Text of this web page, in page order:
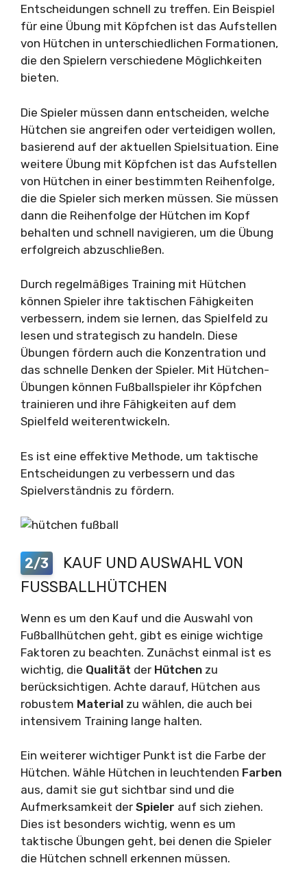
Entscheidungen schnell zu treffen. Ein Beispiel
für eine Übung mit Köpfchen ist das Aufstellen
von Hütchen in unterschiedlichen Formationen,
die den Spielern verschiedene Möglichkeiten
bieten.
Die Spieler müssen dann entscheiden, welche
Hütchen sie angreifen oder verteidigen wollen,
basierend auf der aktuellen Spielsituation. Eine
weitere Übung mit Köpfchen ist das Aufstellen
von Hütchen in einer bestimmten Reihenfolge,
die die Spieler sich merken müssen. Sie müssen
dann die Reihenfolge der Hütchen im Kopf
behalten und schnell navigieren, um die Übung
erfolgreich abzuschließen.
Durch regelmäßiges Training mit Hütchen
können Spieler ihre taktischen Fähigkeiten
verbessern, indem sie lernen, das Spielfeld zu
lesen und strategisch zu handeln. Diese
Übungen fördern auch die Konzentration und
das schnelle Denken der Spieler. Mit Hütchen-
Übungen können Fußballspieler ihr Köpfchen
trainieren und ihre Fähigkeiten auf dem
Spielfeld weiterentwickeln.
Es ist eine effektive Methode, um taktische
Entscheidungen zu verbessern und das
Spielverständnis zu fördern.
2/3
KAUF UND AUSWAHL VON
FUSSBALLHÜTCHEN
Wenn es um den Kauf und die Auswahl von
Fußballhütchen geht, gibt es einige wichtige
Faktoren zu beachten. Zunächst einmal ist es
wichtig, die Qualität der Hütchen zu
berücksichtigen. Achte darauf, Hütchen aus
robustem Material zu wählen, die auch bei
intensivem Training lange halten.
Ein weiterer wichtiger Punkt ist die Farbe der
Hütchen. Wähle Hütchen in leuchtenden Farben
aus, damit sie gut sichtbar sind und die
Aufmerksamkeit der Spieler auf sich ziehen.
Dies ist besonders wichtig, wenn es um
taktische Übungen geht, bei denen die Spieler
die Hütchen schnell erkennen müssen.